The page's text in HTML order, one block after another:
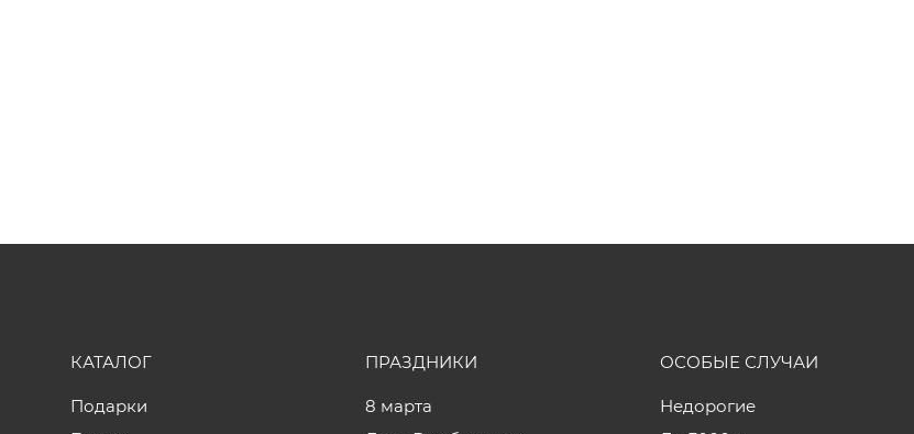
КАТАЛОГ
Подарки
ПРАЗДНИКИ
8 марта
ОСОБЫЕ СЛУЧАИ
Недорогие